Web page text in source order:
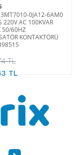
3MT7010-0JA12-6AM0
220V AC 100KVAR
50/60HZ
KONTAKTÖRÜ
TL
TL